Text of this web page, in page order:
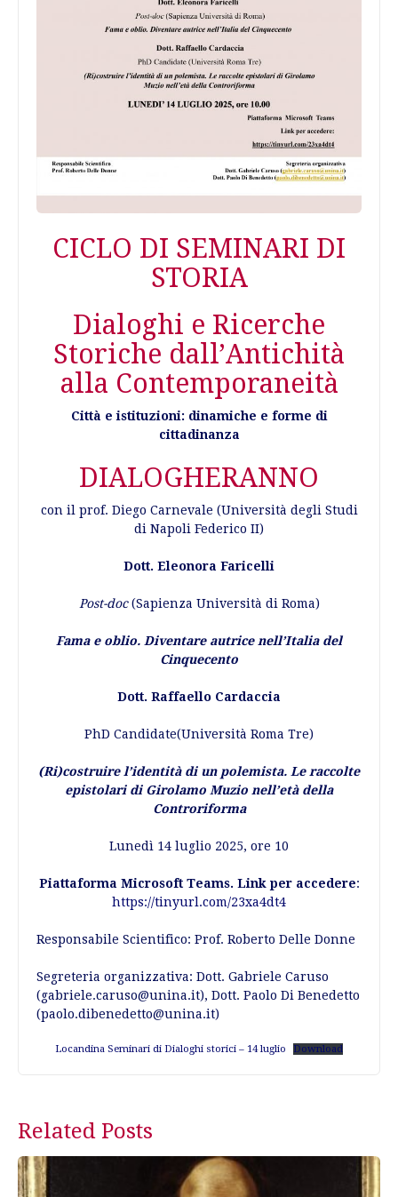
CICLO DI SEMINARI DI
STORIA
Dialoghi e Ricerche
Storiche dall’Antichità
alla Contemporaneità
Città e istituzioni: dinamiche e forme di
cittadinanza
DIALOGHERANNO
con il prof. Diego Carnevale (Università degli Studi
di Napoli Federico II)
Dott. Eleonora Faricelli
Post-doc(Sapienza Università di Roma)
Fama e oblio. Diventare autrice nell’Italia del
Cinquecento
Dott. Raffaello Cardaccia
PhD Candidate(Università Roma Tre)
(Ri)costruire l’identità di un polemista. Le raccolte
epistolari di Girolamo Muzio nell’età della
Controriforma
Lunedì 14 luglio 2025, ore 10
Piattaforma Microsoft Teams. Link per accedere:
https://tinyurl.com/23xa4dt4
Responsabile Scientifico: Prof. Roberto Delle Donne
Segreteria organizzativa: Dott. Gabriele Caruso
(gabriele.caruso@unina.it), Dott. Paolo Di Benedetto
(paolo.dibenedetto@unina.it)
Locandina Seminari di Dialoghi storici – 14 luglio Download
Related Posts
Post
navigation